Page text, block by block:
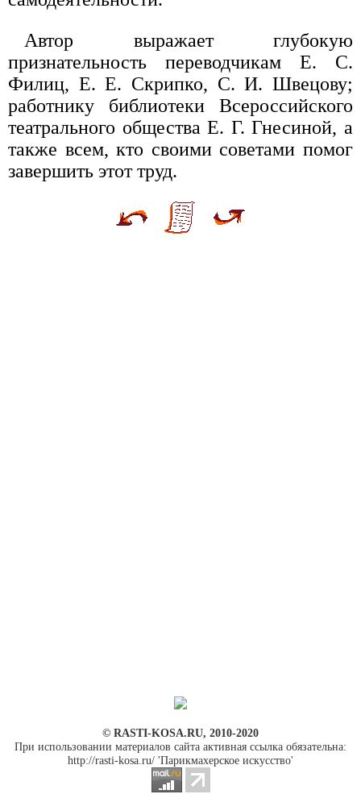
Автор выражает глубокую
признательность переводчикам Е. С.
Филиц, Е. Е. Скрипко, С. И. Швецову;
работнику библиотеки Всероссийского
театрального общества Е. Г. Гнесиной, а
также всем, кто своими советами помог
завершить этот труд.
© RASTI-KOSA.RU, 2010-2020
При использовании материалов сайта активная ссылка обязательна:
http://rasti-kosa.ru/ 'Парикмахерское искусство'